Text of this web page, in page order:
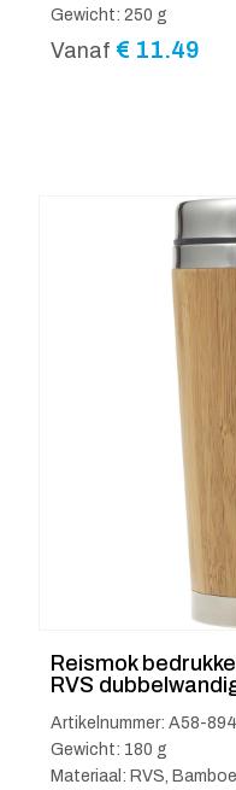
Gewicht: 250 g
Vanaf € 11.49
Reismok
RVS
Artikelnummer: A58-
Gewicht: 180 g
Materiaal: RVS, Bamboe